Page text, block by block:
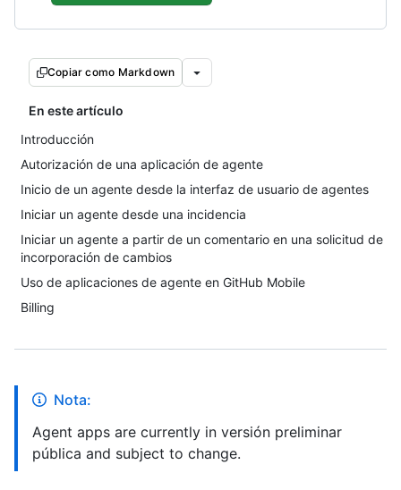
Copiar como Markdown
En este artículo
Introducción
Autorización de una aplicación de agente
Inicio de un agente desde la interfaz de usuario de agentes
Iniciar un agente desde una incidencia
Iniciar un agente a partir de un comentario en una solicitud de
incorporación de cambios
Uso de aplicaciones de agente en GitHub Mobile
Billing
Nota:
Agent apps are currently in versión preliminar
pública and subject to change.